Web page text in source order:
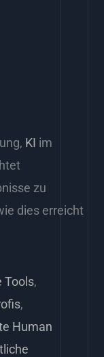
KI im
zu
dies erreicht
Tools,
,
Human